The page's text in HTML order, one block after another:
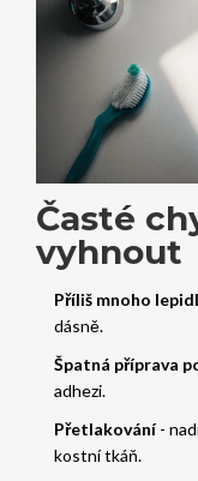
Časté
vyhnout
Příliš mnoho
dásně.
Špatná příprava
adhezi.
Přetlakování-
kostní tkáň.